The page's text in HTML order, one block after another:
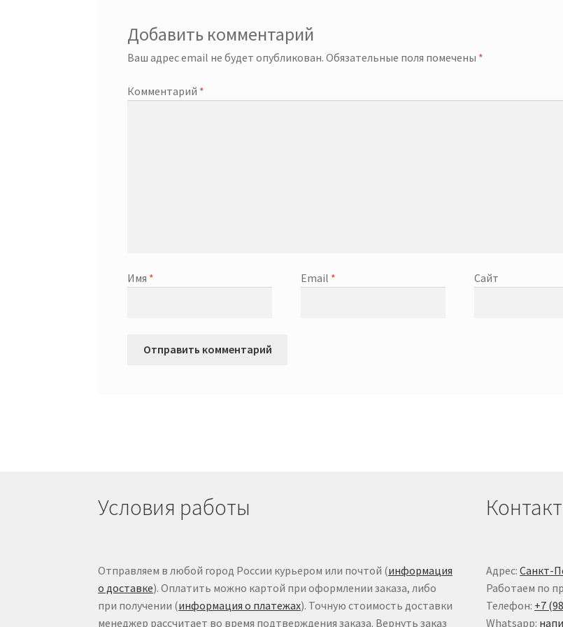
Добавить комментарий
Ваш адрес email не будет опубликован. Обязательные поля помечены *
Комментарий *
Имя * Email * Сайт
Условия работы
Отправляем в любой город России курьером или почтой (информация
о доставке). Оплатить можно картой при оформлении заказа, либо
при получении (информация о платежах). Точную стоимость доставки
менеджер рассчитает во время подтверждения заказа. Вернуть заказ
Адрес:Санкт-
Работаем по
Телефон: +7
Whatsapp: